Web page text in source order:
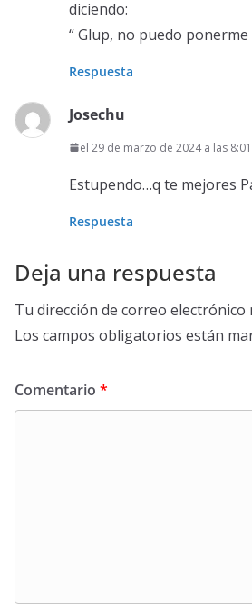
diciendo:
“ Glup, no puedo ponerme
Respuesta
Josechu
el 29 de marzo de 2024 a las
Estupendo…q te mejores
Respuesta
Deja una respuesta
Tu dirección de correo electrónico
Los campos obligatorios están
Comentario *